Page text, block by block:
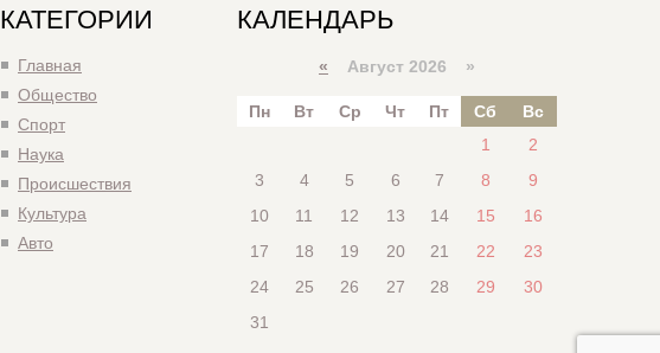
КАТЕГОРИИ
Главная
Общество
Спорт
Наука
Происшествия
Культура
Авто
КАЛЕНДАРЬ
« Август 2026 »
Пн Вт Ср Чт Пт Сб
Вс
1
2
3
4 5 6 7 8
9
10
11 12 13 14 15
16
17
18 19 20 21 22
23
24
25 26 27 28 29
30
31